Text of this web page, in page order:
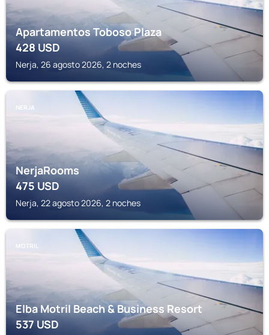
Apartamentos Toboso Plaza
428USD
Nerja, 26 agosto 2026, 2 noches
NERJA
NerjaRooms
475USD
Nerja, 22 agosto 2026, 2 noches
MOTRIL
Elba Motril Beach & Business Resort
537USD